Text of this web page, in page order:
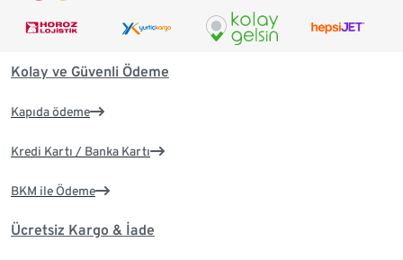
Kolay ve Güvenli Ödeme
Kapıda ödeme
Kredi Kartı / Banka Kartı
BKM ile Ödeme
Ücretsiz Kargo & İade